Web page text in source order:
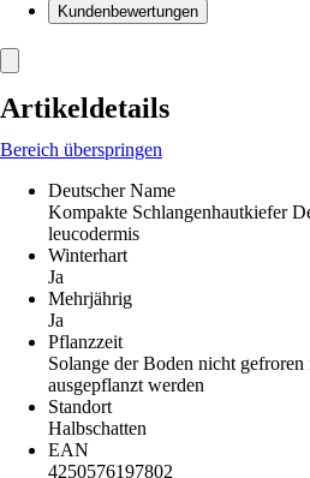
Kundenbewertungen
Artikeldetails
Bereich überspringen
Deutscher Name
Kompakte Schlangenhautkiefer
leucodermis
Winterhart
Ja
Mehrjährig
Ja
Pflanzzeit
Solange der Boden nicht gefroren
ausgepflanzt werden
Standort
Halbschatten
EAN
4250576197802